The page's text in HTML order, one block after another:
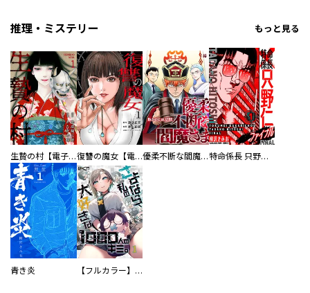
推理・ミステリー もっと見る
生贄の村【電子単行本版】 復讐の魔女【電子単行本版】 優柔不断な閻魔さま 特命係長 只野仁ファイナル 愛蔵版
青き炎 【フルカラー】さよなら、私の大好きな１０００人のキミ。